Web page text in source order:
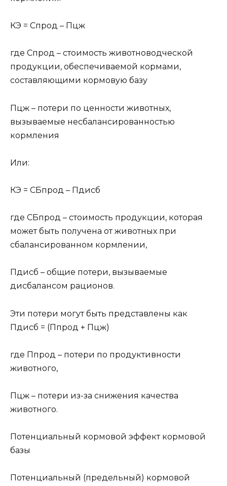
КЭ = Спрод – Пцж
где Спрод – стоимость животноводческой
продукции, обеспечиваемой кормами,
составляющими кормовую базу
Пцж – потери по ценности животных,
вызываемые несбалансированностью
кормления
Или:
КЭ = СБпрод – Пдисб
где СБпрод – стоимость продукции, которая
может быть получена от животных при
сбалансированном кормлении,
Пдисб – общие потери, вызываемые
дисбалансом рационов.
Эти потери могут быть представлены как
Пдисб = (Ппрод + Пцж)
где Ппрод – потери по продуктивности
животного,
Пцж – потери из-за снижения качества
животного.
Потенциальный кормовой эффект кормовой
базы
Потенциальный (предельный) кормовой